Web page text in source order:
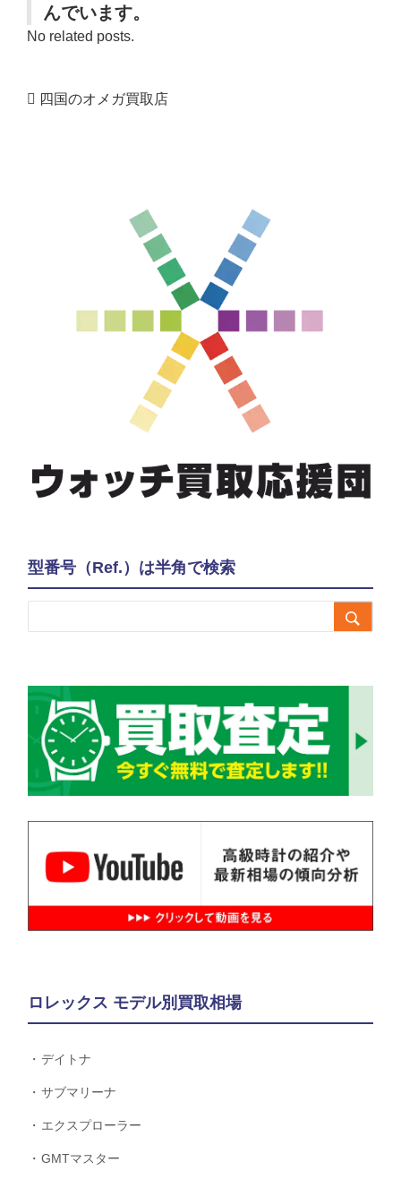
んでいます。
No related posts.
四国のオメガ買取店
型番号（Ref.）は半角で検索

ロレックス モデル別買取相場
デイトナ
サブマリーナ
エクスプローラー
GMTマスター